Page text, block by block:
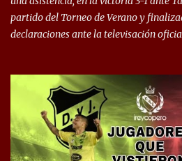
cuand...
partido del Torneo de Verano y
declaraciones ante la televisación
ojalá sea lo mejor para el club y para
siempre en mi corazón”. 🎙️“Siempre
quise dar lo mejor. Si me toca
hincha”. 🎙️“El equipo hizo un gran
resultado. Es nuestro segundo partido,